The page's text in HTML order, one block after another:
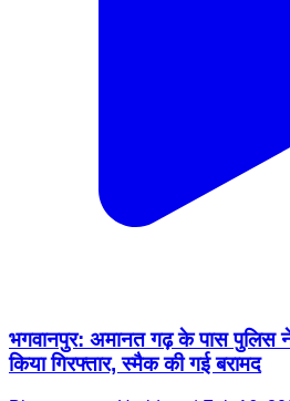
भगवानपुर: अमानत गढ़ के पास
किया गिरफ्तार, स्मैक की गई बरामद